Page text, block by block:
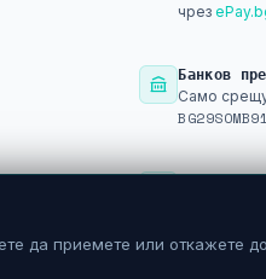
да приемете или откажете
чрез
Банков
Само
PayPal